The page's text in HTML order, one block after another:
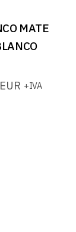
MATE
EUR +IVA